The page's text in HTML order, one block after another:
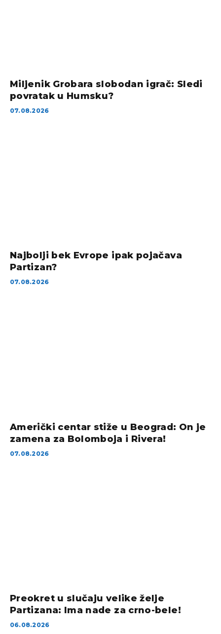
Miljenik Grobara slobodan igrač: Sledi
povratak u Humsku?
07.08.2026
Najbolji bek Evrope ipak pojačava
Partizan?
07.08.2026
Američki centar stiže u Beograd: On je
zamena za Bolomboja i Rivera!
07.08.2026
Preokret u slučaju velike želje
Partizana: Ima nade za crno-bele!
06.08.2026